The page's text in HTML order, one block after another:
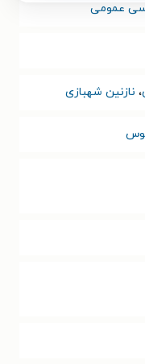
عمومی
، نازنین شهبازی